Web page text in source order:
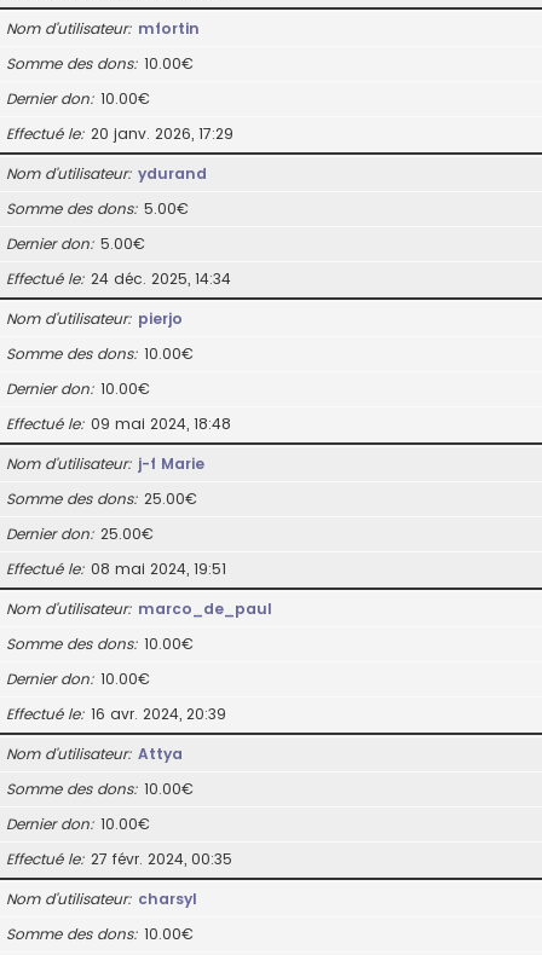
Nom d’utilisateur mfortin
Somme des dons 10.00€
Dernier don 10.00€
Effectué le 20 janv. 2026, 17:29
Nom d’utilisateur ydurand
Somme des dons 5.00€
Dernier don 5.00€
Effectué le 24 déc. 2025, 14:34
Nom d’utilisateur pierjo
Somme des dons 10.00€
Dernier don 10.00€
Effectué le 09 mai 2024, 18:48
Nom d’utilisateur j-f Marie
Somme des dons 25.00€
Dernier don 25.00€
Effectué le 08 mai 2024, 19:51
Nom d’utilisateur marco_de_paul
Somme des dons 10.00€
Dernier don 10.00€
Effectué le 16 avr. 2024, 20:39
Nom d’utilisateur Attya
Somme des dons 10.00€
Dernier don 10.00€
Effectué le 27 févr. 2024, 00:35
Nom d’utilisateur charsyl
Somme des dons 10.00€